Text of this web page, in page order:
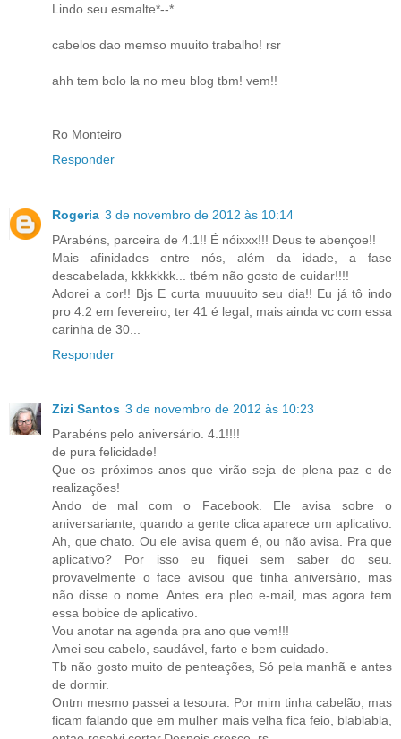
Lindo seu esmalte*--*
cabelos dao memso muuito trabalho! rsr
ahh tem bolo la no meu blog tbm! vem!!
Ro Monteiro
Responder
Rogeria 3 de novembro de 2012 às 10:14
PArabéns, parceira de 4.1!! É nóixxx!!! Deus te abençoe!!
Mais afinidades entre nós, além da idade, a fase
descabelada, kkkkkkk... tbém não gosto de cuidar!!!!
Adorei a cor!! Bjs E curta muuuuito seu dia!! Eu já tô indo
pro 4.2 em fevereiro, ter 41 é legal, mais ainda vc com essa
carinha de 30...
Responder
Zizi Santos 3 de novembro de 2012 às 10:23
Parabéns pelo aniversário. 4.1!!!!
de pura felicidade!
Que os próximos anos que virão seja de plena paz e de
realizações!
Ando de mal com o Facebook. Ele avisa sobre o
aniversariante, quando a gente clica aparece um aplicativo.
Ah, que chato. Ou ele avisa quem é, ou não avisa. Pra que
aplicativo? Por isso eu fiquei sem saber do seu.
provavelmente o face avisou que tinha aniversário, mas
não disse o nome. Antes era pleo e-mail, mas agora tem
essa bobice de aplicativo.
Vou anotar na agenda pra ano que vem!!!
Amei seu cabelo, saudável, farto e bem cuidado.
Tb não gosto muito de penteações, Só pela manhã e antes
de dormir.
Ontm mesmo passei a tesoura. Por mim tinha cabelão, mas
ficam falando que em mulher mais velha fica feio, blablabla,